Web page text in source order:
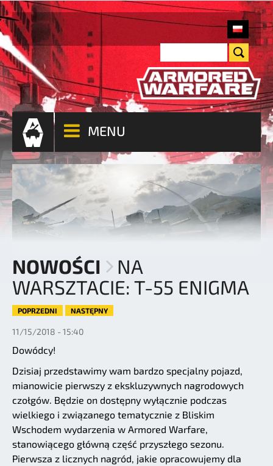
MENU
NOWOŚCI
NA
WARSZTACIE: T-55 ENIGMA
POPRZEDNI NASTĘPNY
11/15/2018 - 15:40
Dowódcy!
Dzisiaj przedstawimy wam bardzo specjalny pojazd,
mianowicie pierwszy z ekskluzywnych nagrodowych
czołgów. Będzie on dostępny wyłącznie podczas
wielkiego i związanego tematycznie z Bliskim
Wschodem wydarzenia w Armored Warfare,
stanowiącego główną część przyszłego sezonu.
Pierwsza z licznych nagród, jakie opracowujemy dla